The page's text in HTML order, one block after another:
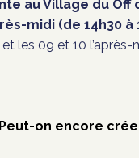
au Village du Off
midi (de 14h30 à
les 09 et 10 l’après-
on encore